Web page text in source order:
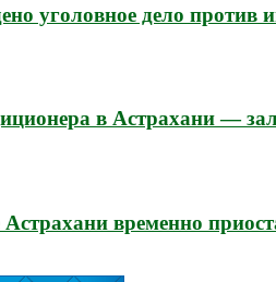
уголовное дело против
в Астрахани —
временно